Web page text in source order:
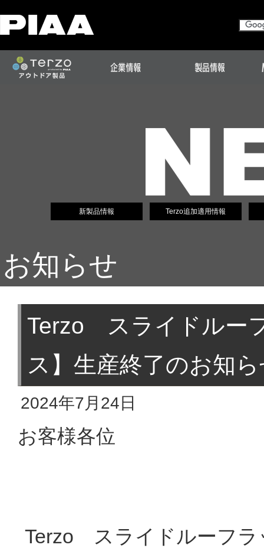
新製品情報 Terzo追加適用情報
お知らせ
Terzo スライドルー
ス】生産終了のお知
2024年7月24日
お客様各位
Terzo スライドルーフラ